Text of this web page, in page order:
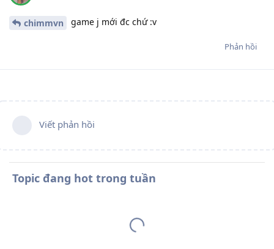
chimmvn game j mới đc chứ :v
Phản hồi
Viết phản hồi
Topic đang hot trong tuần